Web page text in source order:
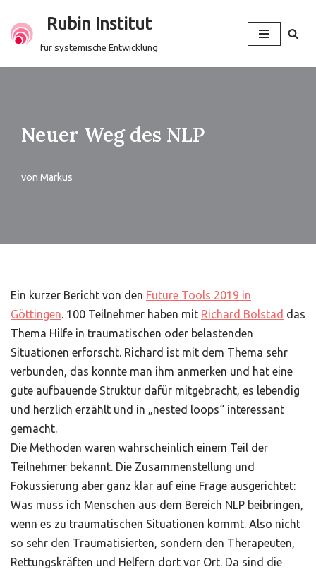
Zum
Rubin Institut
für systemische Entwicklung
Neuer Weg des NLP
von Markus
Ein kurzer Bericht von den Future Tools 2019 in
Göttingen. 100 Teilnehmer haben mit Richard Bolstad das
Thema Hilfe in traumatischen oder belastenden
Situationen erforscht. Richard ist mit dem Thema sehr
verbunden, das konnte man ihm anmerken und hat eine
gute aufbauende Struktur dafür mitgebracht, es lebendig
und herzlich erzählt und in „nested loops“ interessant
gemacht.
Die Methoden waren wahrscheinlich einem Teil der
Teilnehmer bekannt. Die Zusammenstellung und
Fokussierung aber ganz klar auf eine Frage ausgerichtet:
Was muss ich Menschen aus dem Bereich NLP beibringen,
wenn es zu traumatischen Situationen kommt. Also nicht
so sehr den Traumatisierten, sondern den Therapeuten,
Rettungskräften und Helfern dort vor Ort. Da sind die